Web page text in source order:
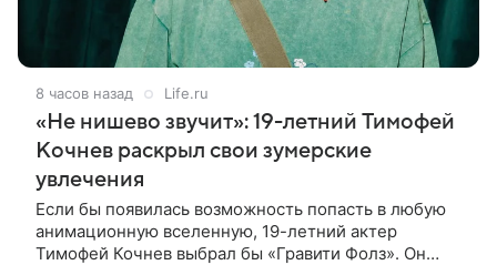
8 часов назад Life.ru
«Не нишево звучит»: 19-летний Тимофей
Кочнев раскрыл свои зумерские
увлечения
Если бы появилась возможность попасть в любую
анимационную вселенную, 19-летний актер
Тимофей Кочнев выбрал бы «Гравити Фолз». Он